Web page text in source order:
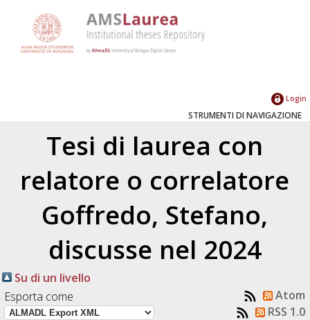
Login
STRUMENTI DI NAVIGAZIONE
Tesi di laurea con
relatore o correlatore
Goffredo, Stefano,
discusse nel 2024
Su di un livello
Esporta come
Atom
RSS 1.0